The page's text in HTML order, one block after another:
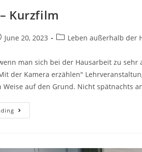
Kurzfilm
June 20, 2023 Leben außerhalb der
man sich bei der Hausarbeit zu
der Kamera erzählen"
auf den Grund. Nicht spätnachts